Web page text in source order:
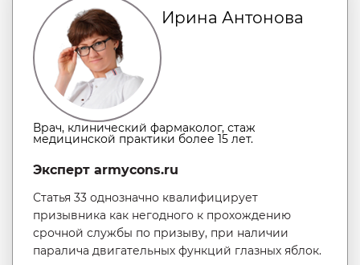
Ирина Антонова
Врач, клинический фармаколог, стаж
медицинской практики более 15 лет.
Эксперт armycons.ru
Статья 33 однозначно квалифицирует
призывника как негодного к прохождению
срочной службы по призыву, при наличии
паралича двигательных функций глазных яблок.